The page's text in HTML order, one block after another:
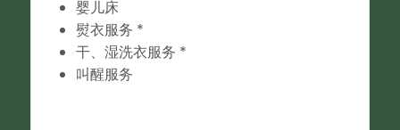
婴儿床
熨衣服务 *
干、湿洗衣服务 *
叫醒服务